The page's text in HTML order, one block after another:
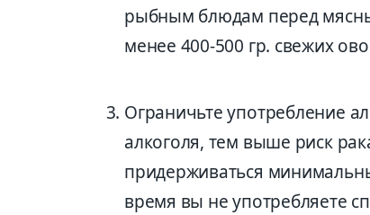
рыбным блюдам перед
менее 400-500 гр. свежих
Ограничьте употребление
алкоголя, тем выше риск
придерживаться
время вы не употребляете